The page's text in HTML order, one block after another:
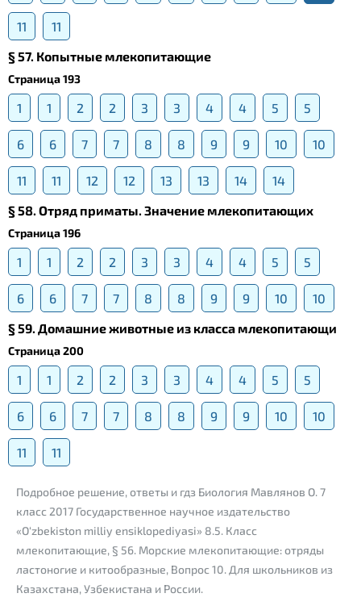
11
11
§ 57. Копытные млекопитающие
Страница 193
1 1 2 2 3 3 4 4 5 5
6 6 7 7 8 8 9 9 10 10
11 11 12 12 13 13 14
14
§ 58. Отряд приматы. Значение млекопитающих
Страница 196
1 1 2 2 3 3 4 4 5 5
6 6 7 7 8 8 9 9 10
10
§ 59. Домашние животные из класса млекопитающи
Страница 200
1 1 2 2 3 3 4 4 5 5
6 6 7 7 8 8 9 9 10 10
11 11
Подробное решение, ответы и гдз Биология Мавлянов О. 7
класс 2017 Государственное научное издательство
«O‘zbekiston milliy ensiklopediyasi» 8.5. Класс
млекопитающие, § 56. Морские млекопитающие: отряды
ластоногие и китообразные, Вопрос 10. Для школьников из
Казахстана, Узбекистана и России.